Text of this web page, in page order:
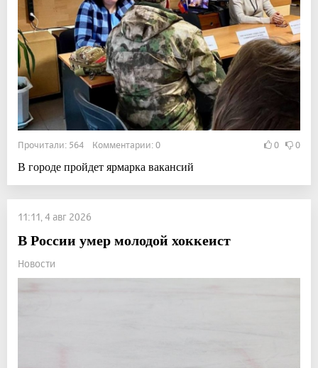
Прочитали: 564 Комментарии: 0 0 0
В городе пройдет ярмарка вакансий
11:11, 4 авг 2026
В России умер молодой хоккеист
Новости